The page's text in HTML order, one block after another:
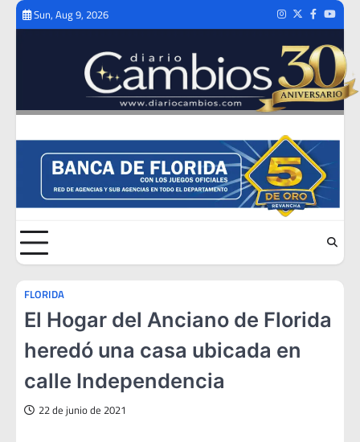
Skip
Sun, Aug 9, 2026 Instagram
TwitterFacebook
FLORIDA
El Hogar del Anciano de Florida
heredó una casa ubicada en
calle Independencia
22 de junio de 2021